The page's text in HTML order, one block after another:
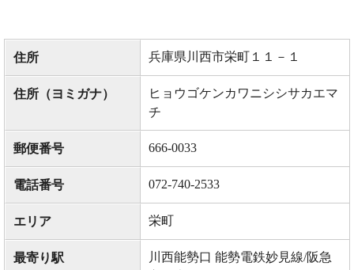
住所 兵庫県川西市栄町１１－１
住所（ヨミガナ）
ヒョウゴケンカワニシシサカエマ
チ
郵便番号 666-0033
電話番号 072-740-2533
エリア 栄町
最寄り駅
川西能勢口 能勢電鉄妙見線/阪急